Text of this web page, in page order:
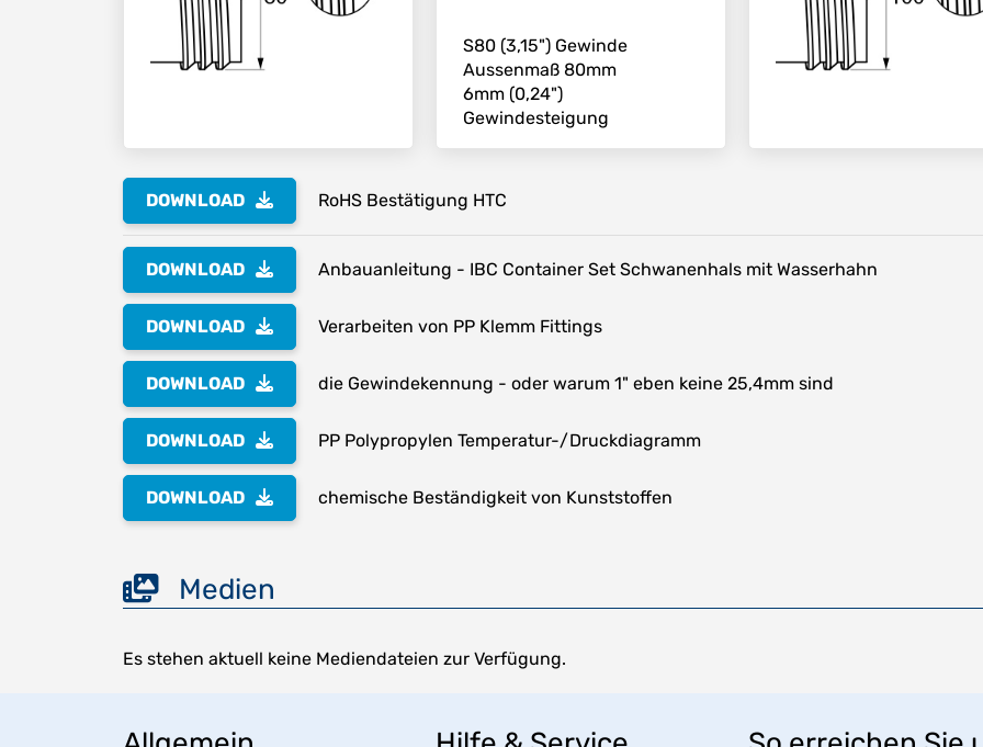
S80 (3,15") Gewinde
Aussenmaß 80mm
6mm (0,24")
Gewindesteigung
DOWNLOAD RoHS Bestätigung HTC
DOWNLOAD Anbauanleitung - IBC Container Set Schwanenhals mit Wasserhahn
DOWNLOAD Verarbeiten von PP Klemm Fittings
DOWNLOAD die Gewindekennung - oder warum 1" eben keine 25,4mm sind
DOWNLOAD PP Polypropylen Temperatur-/Druckdiagramm
DOWNLOAD chemische Beständigkeit von Kunststoffen
Medien
Es stehen aktuell keine Mediendateien zur Verfügung.